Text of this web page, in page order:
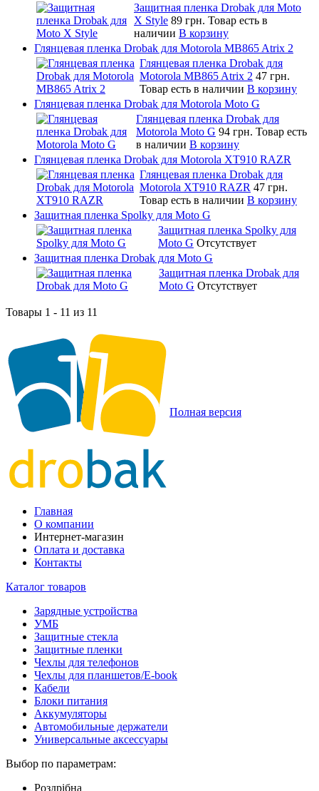
Защитная пленка Drobak для Moto
X Style 89 грн. Товар есть в
наличии В корзину
Глянцевая пленка Drobak для Motorola MB865 Atrix 2
Глянцевая пленка Drobak для
Motorola MB865 Atrix 2 47 грн.
Товар есть в наличии В корзину
Глянцевая пленка Drobak для Motorola Moto G
Глянцевая пленка Drobak для
Motorola Moto G 94 грн. Товар есть
в наличии В корзину
Глянцевая пленка Drobak для Motorola XT910 RAZR
Глянцевая пленка Drobak для
Motorola XT910 RAZR 47 грн.
Товар есть в наличии В корзину
Защитная пленка Spolky для Moto G
Защитная пленка Spolky для
Moto G Отсутствует
Защитная пленка Drobak для Moto G
Защитная пленка Drobak для
Moto G Отсутствует
Товары 1 - 11 из 11
Полная версия
Главная
О компании
Интернет-магазин
Оплата и доставка
Контакты
Каталог товаров
Зарядные устройства
УМБ
Защитные стекла
Защитные пленки
Чехлы для телефонов
Чехлы для планшетов/E-book
Кабели
Блоки питания
Аккумуляторы
Автомобильные держатели
Универсальные аксессуары
Выбор по параметрам:
Роздрібна